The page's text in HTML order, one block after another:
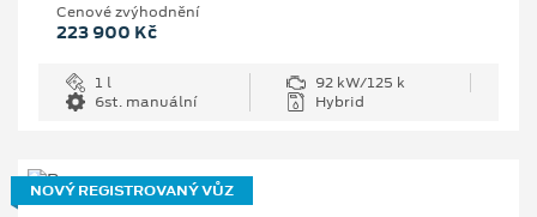
Cenové zvýhodnění
223 900 Kč
1 l
92 kW/125 k
6st. manuální
Hybrid
NOVÝ REGISTROVANÝ VŮZ